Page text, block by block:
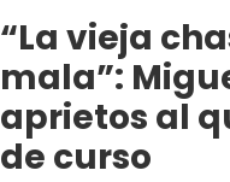
“La vieja
mala”:
aprietos al
de curso
El Tiempo
Sabingo
Todos Los